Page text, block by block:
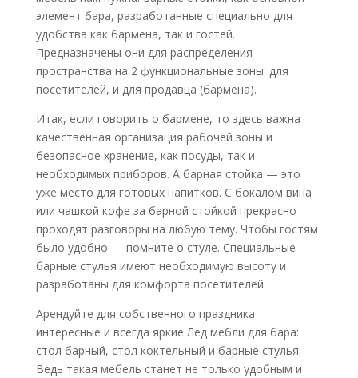
элемент бара, разработанные специально для
удобства как бармена, так и гостей.
Предназначены они для распределения
пространства на 2 функциональные зоны: для
посетителей, и для продавца (бармена).
Итак, если говорить о бармене, то здесь важна
качественная организация рабочей зоны и
безопасное хранение, как посуды, так и
необходимых приборов. А барная стойка — это
уже место для готовых напитков. С бокалом вина
или чашкой кофе за барной стойкой прекрасно
проходят разговоры на любую тему. Чтобы гостям
было удобно — помните о стуле. Специальные
барные стулья имеют необходимую высоту и
разработаны для комфорта посетителей.
Арендуйте для собственного праздника
интересные и всегда яркие Лед мебли для бара:
стол барный, стол коктельный и барные стулья.
Ведь такая мебель станет не только удобным и